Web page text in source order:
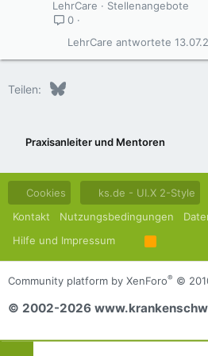
LehrCare
Stellenangebote
0
LehrCare
Teilen: Bluesky
Praxisanleiter und Mentoren
Cookies ks.de - UI.X 2-Style
Kontakt
Nutzungsbedingungen
Hilfe und Impressum
R
S
S
Community platform by XenForo® ©
© 2002-2026